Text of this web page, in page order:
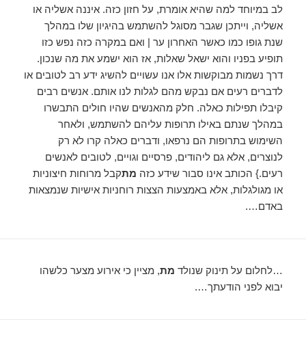
לב במיוחד למה שהיא אומרת, על חזון כזה. איננה אשליה או
אשליה, וייתכן שגבר מסוגל להשתמש בהיגיון שלו במהלך
שנת גופו כמו כאשר האחרון ער | ואם במקרה כזה נפש כזו
תופיע בפניו והוא ישאל שאלות, אז הוא ישמע את מה שנכון.
דרך נשמות מבוקשות אלו אנו עשויים להשיג ידע רב לטובים או
לדברים רעים אם נבקש מהם לגלות לנו אותם. אנשים רבים
קיבלו תפילות כאלה. חלק מהאנשים שהיו חולים התבשרו
במהלך שנתם באילו תרופות עליהם להשתמש, ולאחר
השימוש בתרופות הם נרפאו, ודברים כאלה קרו לא רק
לנוצרים, אלא גם ליהודים, פרסיים וגויים, לטובים לאנשים
רעים.} הכותב אינו סבור שידע כזה מתקבל מרוחות חיצוניות
או מגולגלות, אלא באמצעות הצצות רוחניות אישיות שנמצאות
באדם….
…לחלום על תינוק שנולד מת, מציין כי אירוע מצער כלשהו
יבוא לפני הודעתך….